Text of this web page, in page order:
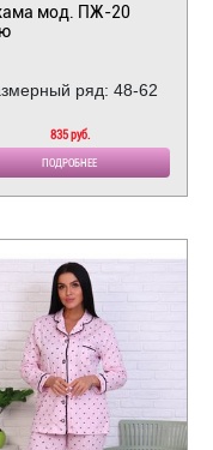
мод. ПЖ-20
ряд: 48-62
835 руб.
ПОДРОБНЕЕ